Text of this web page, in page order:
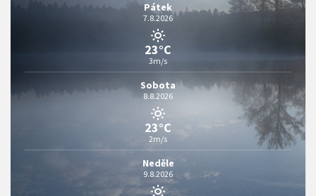
Pátek
7.8.2026
23°C
3m/s
Sobota
8.8.2026
23°C
2m/s
Neděle
9.8.2026